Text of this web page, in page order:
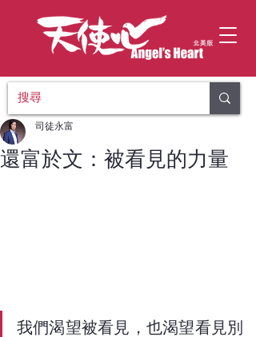
還富於文：被看見的力量
司徒永富
我們渴望被看見，也渴望看見別